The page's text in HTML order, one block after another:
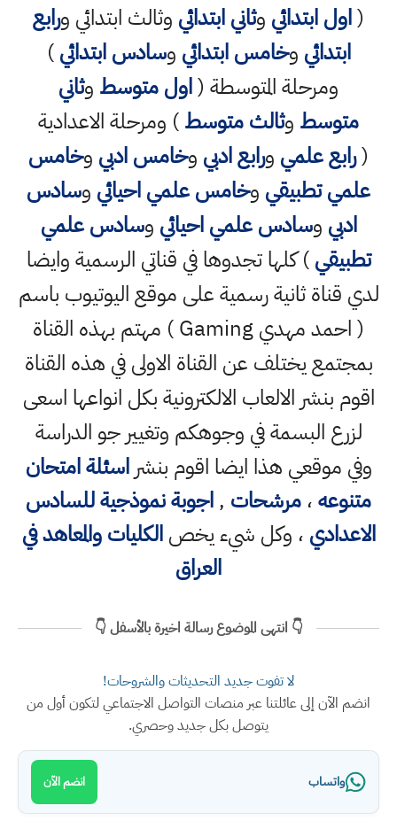
(اول ابتدائي وثاني ابتدائي وثالث ابتدائي ورابع
ابتدائي وخامس ابتدائي وسادس ابتدائي)
ومرحلة المتوسطة (اول متوسط وثاني
متوسط وثالث متوسط) ومرحلة الاعدادية
(رابع علمي ورابع ادبي وخامس ادبي وخامس
علمي تطبيقي وخامس علمي احيائي وسادس
ادبي وسادس علمي احيائي وسادس علمي
تطبيقي) كلها تجدوها في قناتي الرسمية وايضا
لدي قناة ثانية رسمية على موقع اليوتيوب باسم
( احمد مهدي Gaming ) مهتم بهذه القناة
بمجتمع يختلف عن القناة الاولى في هذه القناة
اقوم بنشر الالعاب الالكترونية بكل انواعها اسعى
لزرع البسمة في وجوهكم وتغيير جو الدراسة
وفي موقعي هذا ايضا اقوم بنشراسئلة امتحان
متنوعه،مرشحات ,اجوبة نموذجية للسادس
الاعدادي ، وكل شيء يخصالكليات والمعاهد في
العراق
👇 انتهى الموضوع رسالة اخيرة بالأسفل 👇
لا تفوت جديد التحديثات والشروحات!
انضم الآن إلى عائلتنا عبر منصات التواصل الاجتماعي لتكون أول من
يتوصل بكل جديد وحصري.
واتساب انضم الآن